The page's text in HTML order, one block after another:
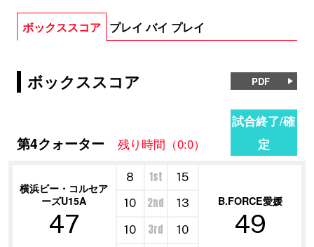
ボックススコア プレイ バイ プレイ
ボックススコア PDF
第4クォーター 残り時間（0:0）
試合終了/確
定
横浜ビー・コルセア
ーズU15A
47
8 1st
15
B.FORCE愛媛
49
10 2nd
13
10
3rd
10